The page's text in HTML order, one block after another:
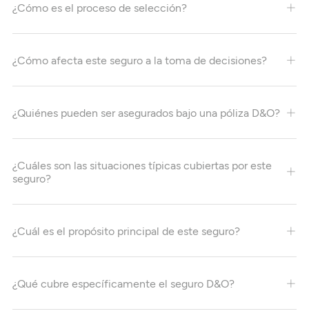
¿Cómo es el proceso de selección?
¿Cómo afecta este seguro a la toma de decisiones?
¿Quiénes pueden ser asegurados bajo una póliza D&O?
¿Cuáles son las situaciones típicas cubiertas por este
seguro?
¿Cuál es el propósito principal de este seguro?
¿Qué cubre específicamente el seguro D&O?